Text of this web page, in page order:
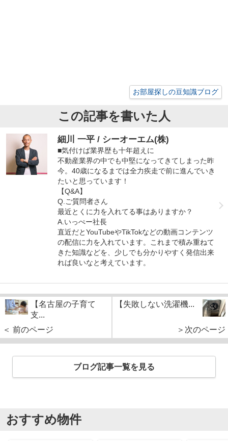
お部屋探しの豆知識ブログ
この記事を書いた人
細川 一平 / シーオーエム(株)
■気付けば業界歴も十年超えに
不動産業界の中でも中堅になってきてしまった昨
今。40歳になるまでは全力疾走で前に進んでいき
たいと思っています！
【Q&A】
Q.ご質問者さん
最近とくに力を入れてる事はありますか？
A.いっぺー社長
直近だとYouTubeやTikTokなどの動画コンテンツ
の配信に力を入れています。これまで積み重ねて
きた知識などを、少しでも分かりやすく発信出来
れば良いなと考えています。
【名古屋の子育て
支...
＜ 前のページ
【失敗しない洗濯機...
＞次のページ
ブログ記事一覧を見る
おすすめ物件